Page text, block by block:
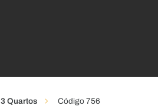
3 Quartos Código 756